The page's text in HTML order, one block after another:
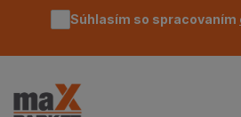
Súhlasím so spracovaním